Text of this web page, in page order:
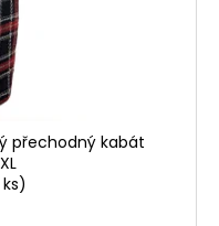
přechodný kabát
ks)